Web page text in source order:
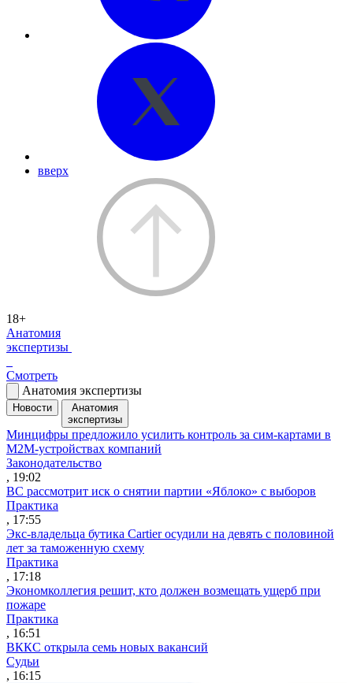
вверх
18+
Анатомия
экспертизы
Смотреть
Анатомия экспертизы
Новости
Анатомия
экспертизы
Минцифры предложило усилить контроль за сим-картами в
M2M-устройствах компаний
Законодательство
, 19:02
ВС рассмотрит иск о снятии партии «Яблоко» с выборов
Практика
, 17:55
Экс-владельца бутика Cartier осудили на девять с половиной
лет за таможенную схему
Практика
, 17:18
Экономколлегия решит, кто должен возмещать ущерб при
пожаре
Практика
, 16:51
ВККС открыла семь новых вакансий
Судьи
, 16:15